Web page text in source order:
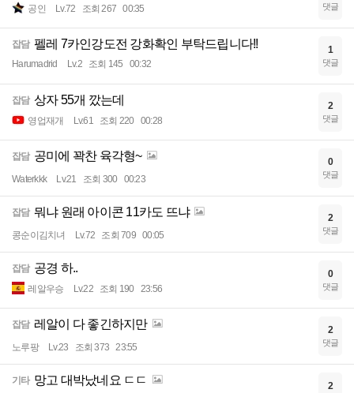
공인 Lv.72 조회 267 00:35 댓글
잡담 펠레 7카인강도전 강화확인 부탁드립니다!!
Harumadrid Lv.2 조회 145 00:32
1
댓글
잡담 상자 55개 깠는데
영업재개 Lv.61 조회 220 00:28
2
댓글
잡담 공미에 꽉찬 육각형~
Waterkkk Lv.21 조회 300 00:23
0
댓글
잡담 뭐냐 원래 아이콘 11카도 뜨냐
콩순이김치녀 Lv.72 조회 709 00:05
2
댓글
잡담 공경 하..
레알우승 Lv.22 조회 190 23:56
0
댓글
잡담 레알이 다 좋긴하지만
노루팡 Lv.23 조회 373 23:55
2
댓글
기타 망고 대박났네요 ㄷㄷ 2